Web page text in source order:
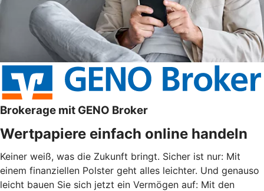
Brokerage mit GENO Broker
Wertpapiere einfach online handeln
Keiner weiß, was die Zukunft bringt. Sicher ist nur: Mit
einem finanziellen Polster geht alles leichter. Und genauso
leicht bauen Sie sich jetzt ein Vermögen auf: Mit den